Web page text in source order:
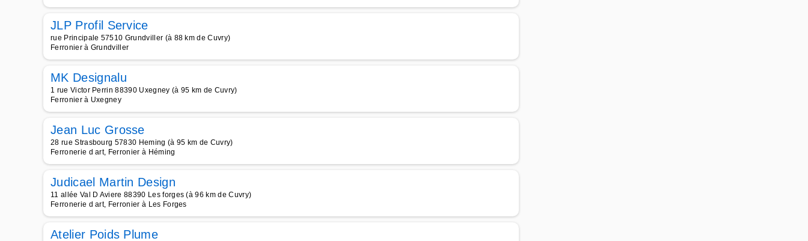
JLP Profil Service
rue Principale 57510 Grundviller (à 88 km de Cuvry)
Ferronier à Grundviller
MK Designalu
1 rue Victor Perrin 88390 Uxegney (à 95 km de Cuvry)
Ferronier à Uxegney
Jean Luc Grosse
28 rue Strasbourg 57830 Heming (à 95 km de Cuvry)
Ferronerie d art, Ferronier à Héming
Judicael Martin Design
11 allée Val D Aviere 88390 Les forges (à 96 km de Cuvry)
Ferronerie d art, Ferronier à Les Forges
Atelier Poids Plume